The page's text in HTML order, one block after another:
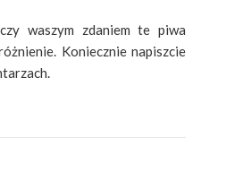
waszym zdaniem te piwa
Koniecznie napiszcie